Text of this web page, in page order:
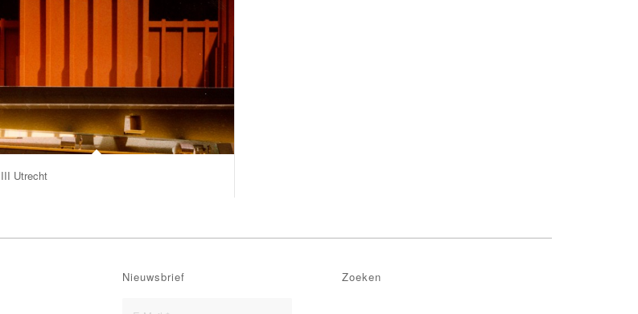
Utrecht
Nieuwsbrief Zoeken